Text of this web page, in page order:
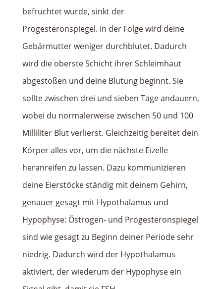
befruchtet wurde, sinkt der
Progesteronspiegel. In der Folge wird deine
Gebärmutter weniger durchblutet. Dadurch
wird die oberste Schicht ihrer Schleimhaut
abgestoßen und deine Blutung beginnt. Sie
sollte zwischen drei und sieben Tage andauern,
wobei du normalerweise zwischen 50 und 100
Milliliter Blut verlierst. Gleichzeitig bereitet dein
Körper alles vor, um die nächste Eizelle
heranreifen zu lassen. Dazu kommunizieren
deine Eierstöcke ständig mit deinem Gehirn,
genauer gesagt mit Hypothalamus und
Hypophyse: Östrogen- und Progesteronspiegel
sind wie gesagt zu Beginn deiner Periode sehr
niedrig. Dadurch wird der Hypothalamus
aktiviert, der wiederum der Hypophyse ein